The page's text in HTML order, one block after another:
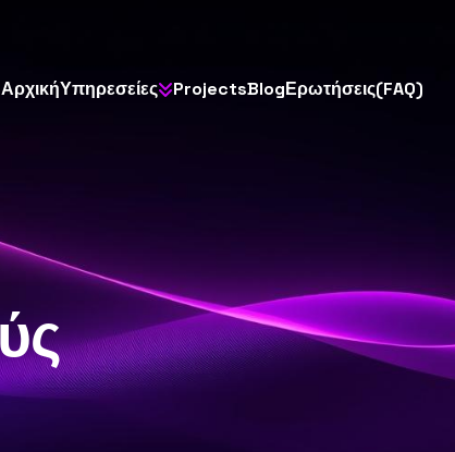
ΑρχικήΥπηρεσείες ProjectsBlogΕρωτήσεις(FAQ)